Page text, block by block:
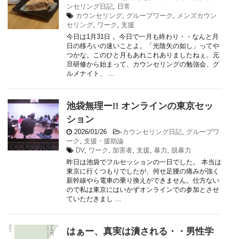
ンセリング日記, 日常
カウンセリング, グループワーク , メンズカウン
セリング, ワーク , 支援
今日は1月31日 。今日で一月も終わり・・なんと月
日の移ろいの速いことよ。「光陰矢の如し」ってや
つかな。このひと月もあれこれありましたねぇ。元
旦研修から始まって、カウンセリングの勉強会、グ
ルメナイト、 ...
池袋無理ー!! オンラインの東京セッ
ション
2026/01/26 -カウンセリング日記, グループワ
ーク , 支援・援助論
DV, ワーク , 加害者, 支援, 暴力 , 脱暴力
昨日は池袋でフルセッションの一日でした。 本当は
東京に行くつもりでしたが、何せ足腰の痛みが強く
新幹線やら電車の乗り換えができません。仕方ない
ので私は東京にはいかずオンラインでの参加とさせ
ていただきまし ...
はぁー、真実は潰される・・男性学